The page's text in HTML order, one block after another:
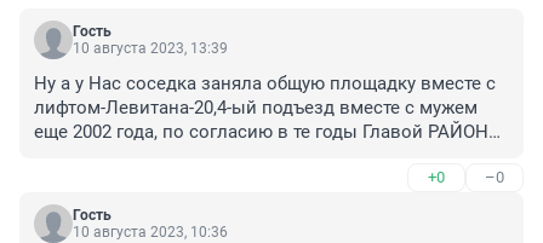
Гость
10 августа 2023, 13:39
Ну а у Нас соседка заняла общую площадку вместе с
лифтом-Левитана-20,4-ый подъезд вместе с мужем
еще 2002 года, по согласию в те годы Главой РАЙОНА-
и не ИМЕЕТ ПРАВА дать согласия по этому желанию у
этих соседи.Ушло письмо Прокуратуру Города и
Дёмского района-штраф через судом Демского
+0 –0
Гость
10 августа 2023, 10:36